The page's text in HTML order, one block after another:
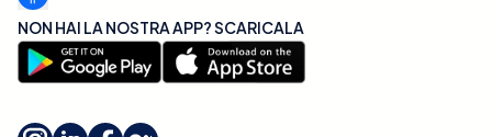
NON HAI LA NOSTRA APP? SCARICALA